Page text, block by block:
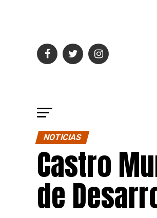
NOTICIAS
Castro
de